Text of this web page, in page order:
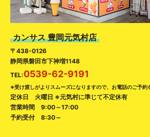
カンサス 豊岡元気村店
〒438-0126
静岡県磐田市下神増1148
TEL:0539-62-9191
※受け渡しがよりスムーズになりますので、お電話のご予約
定休日 火曜日 ※元気村に準じて不定休有
営業時間 9:00～17:00
予約受付 8:30～